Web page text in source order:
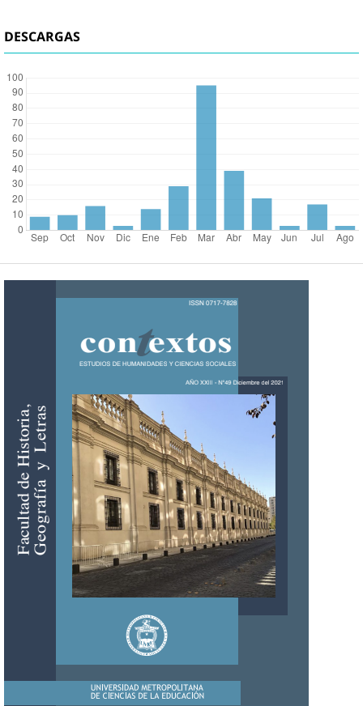
DESCARGAS